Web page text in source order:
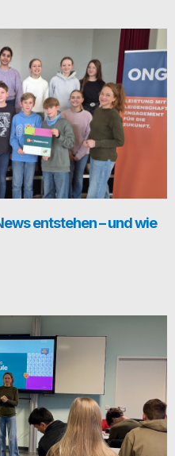
entstehen – und wie